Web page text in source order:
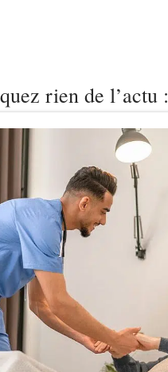
rien de l’actu :